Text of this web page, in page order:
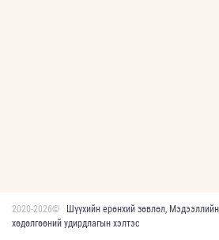
2020-2026©
Шүүхийн ерөнхий зөвлөл, Мэдээллийн
хөдөлгөөний удирдлагын хэлтэс